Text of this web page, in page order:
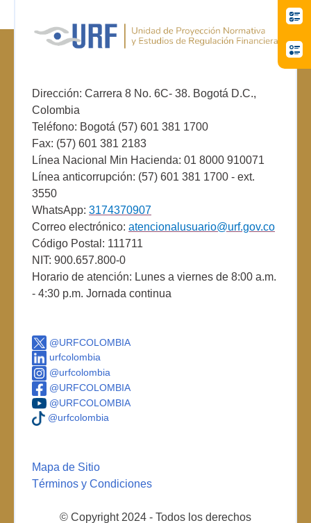
Dirección: Carrera 8 No. 6C- 38. Bogotá D.C.,
Colombia
Teléfono: Bogotá (57) 601 381 1700
Fax: (57) 601 381 2183
Línea Nacional Min Hacienda: 01 8000 910071
Línea anticorrupción: (57) 601 381 1700 - ext.
3550
WhatsApp: 3174370907
Correo electrónico: atencionalusuario@urf.gov.co
Código Postal: 111711
NIT: 900.657.800-0
Horario de atención: Lunes a viernes de 8:00 a.m.
- 4:30 p.m. Jornada continua
@URFCOLOMBIA
urfcolombia
@urfcolombia
@URFCOLOMBIA
@URFCOLOMBIA
@urfcolombia
Mapa de Sitio
Términos y Condiciones
© Copyright 2024 - Todos los derechos